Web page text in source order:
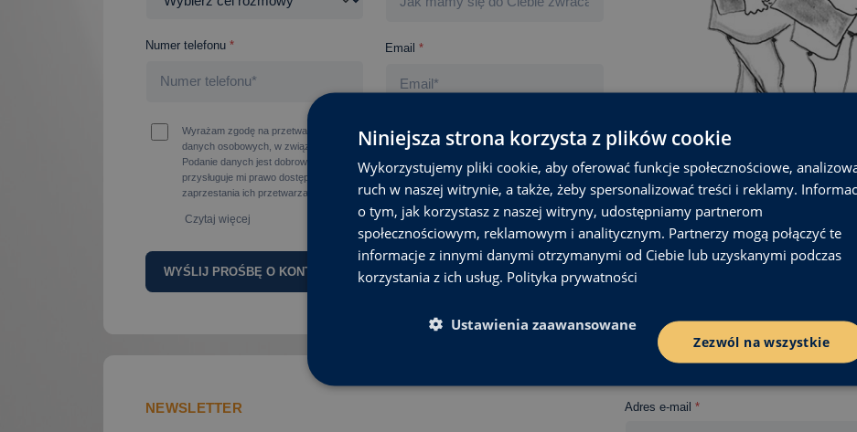
Numer telefonu* Email *
Wyrażam zgodę na przetwarzanie moich danych osobowych, zgodnie z ustawą o ochronie
danych osobowych, w związku z wysłaniem zapytania przez powyższy formularz kontaktowy.
Podanie danych jest dobrowolne, ale niezbędne do przetworzenia zapytania. Rozumiem, że
przysługuje mi prawo dostępu do swoich danych, możliwości ich poprawienia oraz żądania
zaprzestania ich przetwarzania przez Instytut Studiów Podatkowych jako Administratora*
Czytaj więcej
ti
NEWSLETTER Adres e-mail *
Niniejsza strona korzysta z plików cookie
Wykorzystujemy pliki cookie, aby oferować funkcje społecznościowe,
ruch w naszej witrynie, a także, żeby spersonalizować treści i reklamy.
o tym, jak korzystasz z naszej witryny, udostępniamy partnerom
społecznościowym, reklamowym i analitycznym. Partnerzy mogą połączyć te
informacje z innymi danymi otrzymanymi od Ciebie lub uzyskanymi podczas
korzystania z ich usług. Polityka prywatności
Zezwól na wszystkie
Ustawienia zaawansowane